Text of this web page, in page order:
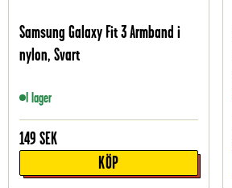
Samsung Galaxy Fit 3 Armband i
nylon, Svart
I lager
149 SEK
KÖP